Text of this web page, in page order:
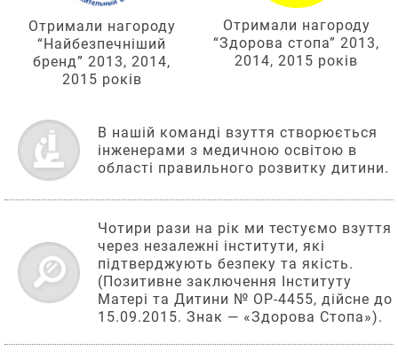
Отримали нагороду
“Найбезпечніший
бренд” 2013, 2014,
2015 років
Отримали нагороду
“Здорова стопа” 2013,
2014, 2015 років
В нашій команді взуття створюється
інженерами з медичною освітою в
області правильного розвитку дитини.
Чотири рази на рік ми тестуємо взуття
через незалежні інститути, які
підтверджують безпеку та якість.
(Позитивне заключення Інституту
Матері та Дитини № OP-4455, дійсне до
15.09.2015. Знак — «Здорова Стопа»).